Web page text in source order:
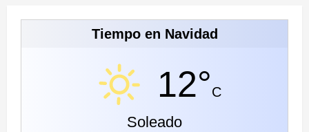
Tiempo en Navidad
12°C
Soleado